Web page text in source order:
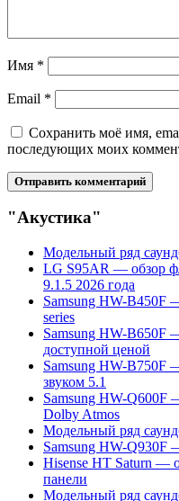
Имя *
Email *
Сохранить моё имя,
последующих моих
"Акустика"
Модельный ряд
LG S95AR — обзор
9.1.5 2026 года
Samsung HW-B450F
series
Samsung HW-B650F
доступной ценой
Samsung HW-B750F
звуком 5.1
Samsung HW-Q600F
Dolby Atmos
Модельный ряд
Samsung HW-Q930F
Hisense HT Saturn —
панели
Модельный ряд